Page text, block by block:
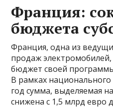
Франция:
бюджета
Франция, одна из
продаж
бюджет своей
В рамках
год сумма, выделяемая
снижена с 1,5 млрд евро